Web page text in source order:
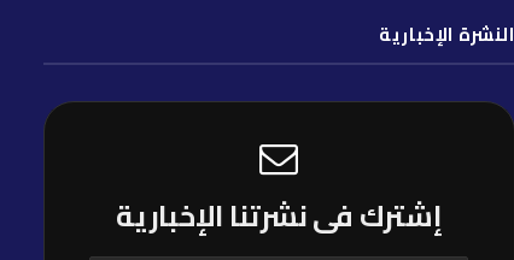
النشرة الإخبارية
إشترك فى نشرتنا الإخبارية